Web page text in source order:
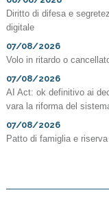
Diritto di difesa e
digitale
07/08/2026
Volo in ritardo o
07/08/2026
AI Act: ok definitivo ai
vara la riforma del
07/08/2026
Patto di famiglia e